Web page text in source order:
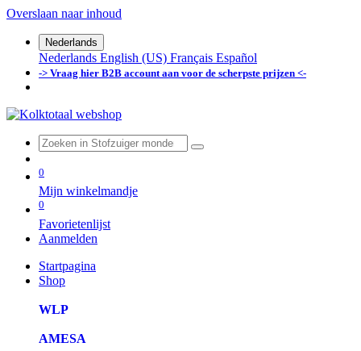
Overslaan naar inhoud
Nederlands
Nederlands English (US) Français Español
-> Vraag hier B2B account aan voor de scherpste prijzen <-
0
Mijn winkelmandje
0
Favorietenlijst
Aanmelden
Startpagina
Shop
WLP
AMESA